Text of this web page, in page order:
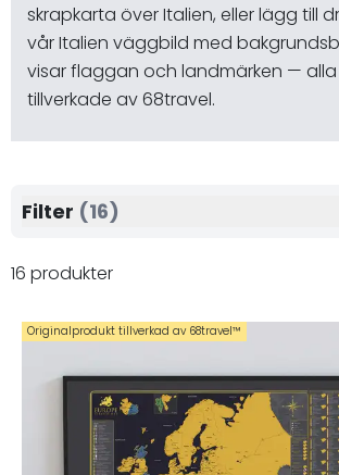
skrapkarta över Italien, eller lägg till
vår Italien väggbild med
visar flaggan och landmärken —
tillverkade av 68travel.
16 produkter
Originalprodukt tillverkad av 68travel™️
Filter (16)